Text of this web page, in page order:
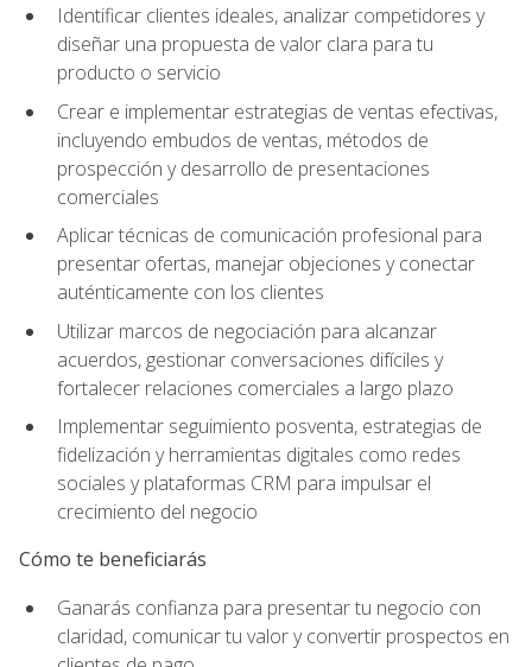
Identificar clientes ideales, analizar competidores y
diseñar una propuesta de valor clara para tu
producto o servicio
Crear e implementar estrategias de ventas efectivas,
incluyendo embudos de ventas, métodos de
prospección y desarrollo de presentaciones
comerciales
Aplicar técnicas de comunicación profesional para
presentar ofertas, manejar objeciones y conectar
auténticamente con los clientes
Utilizar marcos de negociación para alcanzar
acuerdos, gestionar conversaciones difíciles y
fortalecer relaciones comerciales a largo plazo
Implementar seguimiento posventa, estrategias de
fidelización y herramientas digitales como redes
sociales y plataformas CRM para impulsar el
crecimiento del negocio
Cómo te beneficiarás
Ganarás confianza para presentar tu negocio con
claridad, comunicar tu valor y convertir prospectos en